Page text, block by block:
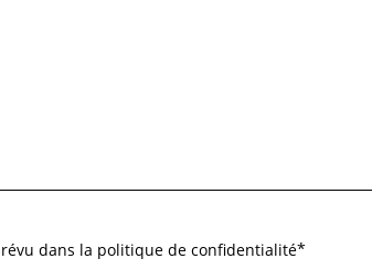
dans la politique de confidentialité